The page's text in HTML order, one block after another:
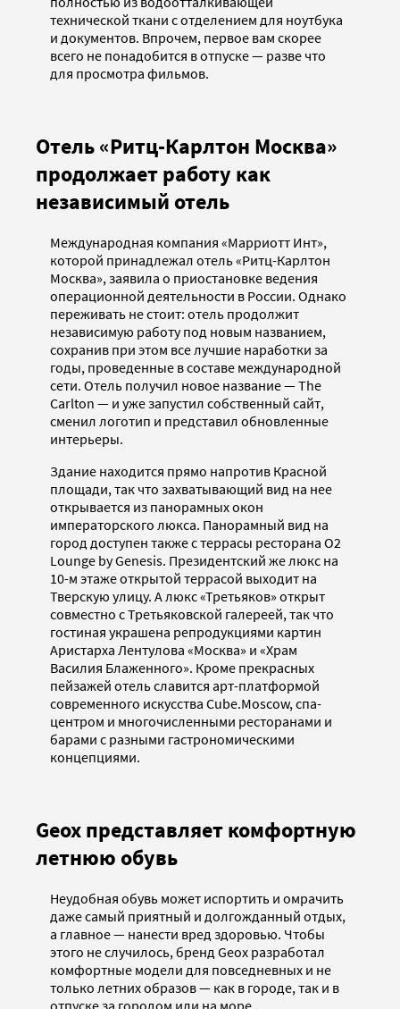
технической ткани с отделением для ноутбука
и документов. Впрочем, первое вам скорее
всего не понадобится в отпуске — разве что
для просмотра фильмов.
Отель «Ритц-Карлтон Москва»
продолжает работу как
независимый отель
Международная компания «Марриотт Инт»,
которой принадлежал отель «Ритц-Карлтон
Москва», заявила о приостановке ведения
операционной деятельности в России. Однако
переживать не стоит: отель продолжит
независимую работу под новым названием,
сохранив при этом все лучшие наработки за
годы, проведенные в составе международной
сети. Отель получил новое название — The
Carlton — и уже запустил собственный сайт,
сменил логотип и представил обновленные
интерьеры.
Здание находится прямо напротив Красной
площади, так что захватывающий вид на нее
открывается из панорамных окон
императорского люкса. Панорамный вид на
город доступен также с террасы ресторана O2
Lounge by Genesis. Президентский же люкс на
10-м этаже открытой террасой выходит на
Тверскую улицу. А люкс «Третьяков» открыт
совместно с Третьяковской галереей, так что
гостиная украшена репродукциями картин
Аристарха Лентулова «Москва» и «Храм
Василия Блаженного». Кроме прекрасных
пейзажей отель славится арт-платформой
современного искусства Cube.Moscow, спа-
центром и многочисленными ресторанами и
барами с разными гастрономическими
концепциями.
Geox представляет комфортную
летнюю обувь
Неудобная обувь может испортить и омрачить
даже самый приятный и долгожданный отдых,
а главное — нанести вред здоровью. Чтобы
этого не случилось, бренд Geox разработал
комфортные модели для повседневных и не
только летних образов — как в городе, так и в